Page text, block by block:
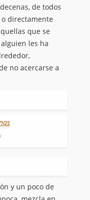
de todos
directamente
que se
les ha
no acercarse a
y un poco de